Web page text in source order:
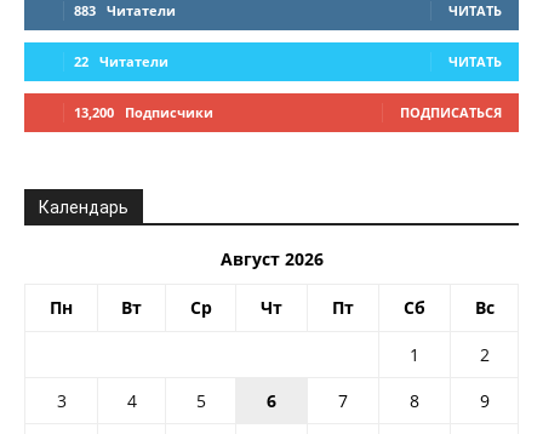
883 Читатели ЧИТАТЬ
22 Читатели ЧИТАТЬ
13,200 Подписчики ПОДПИСАТЬСЯ
Календарь
Август 2026
Пн Вт Ср Чт Пт Сб Вс
1
2
3
4 5 6 7 8
9